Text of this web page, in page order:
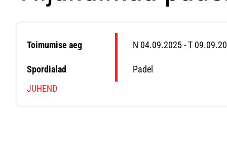
Toimumise aeg N 04.09.2025 - T
Spordialad
Padel
JUHEND